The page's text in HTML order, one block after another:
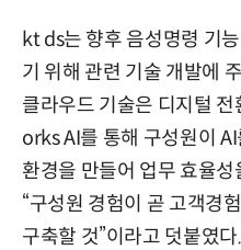
kt ds는 향후 음성명령 기
기 위해 관련 기술 개발에
클라우드 기술은 디지털 전
orks AI를 통해 구성원이
환경을 만들어 업무 효율성
“구성원 경험이 곧 고객경
구축할 것”이라고 덧붙였다.